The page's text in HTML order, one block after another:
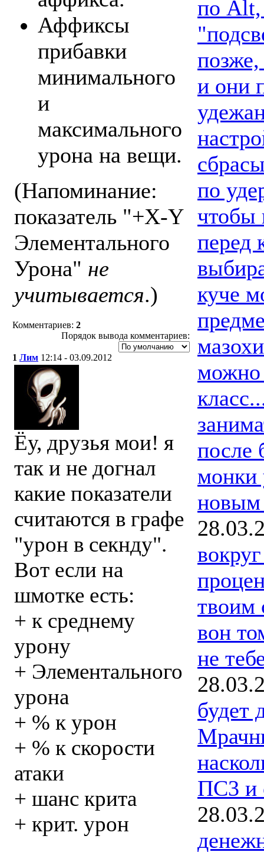
Аффиксы
прибавки
минимального
и
максимального
урона на вещи.
(Напоминание:
показатель "+X-Y
Элементального
Урона" не
учитывается.)
Комментариев: 2
Порядок вывода комментариев:
1 Лим 12:14 - 03.09.2012
Ёу, друзья мои! я
так и не догнал
какие показатели
считаются в графе
"урон в секнду".
Вот если на
шмотке есть:
+ к среднему
урону
+ Элементального
урона
+ % к урон
+ % к скорости
атаки
+ шанс крита
+ крит. урон
по Alt,
и они
по
чтобы
перед
куче
можно
после
монки
новым
твоим
вон
не
будет
ПС3 и